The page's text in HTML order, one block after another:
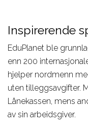
Film, Photo,
Drama,
Dance
Music,
Business
Fitness
Hotel,
Inspirerende
EduPlanet ble
enn 200
hjelper nordmenn
uten tilleggsavgifter.
Lånekassen, mens
av sin arbeidsgiver.